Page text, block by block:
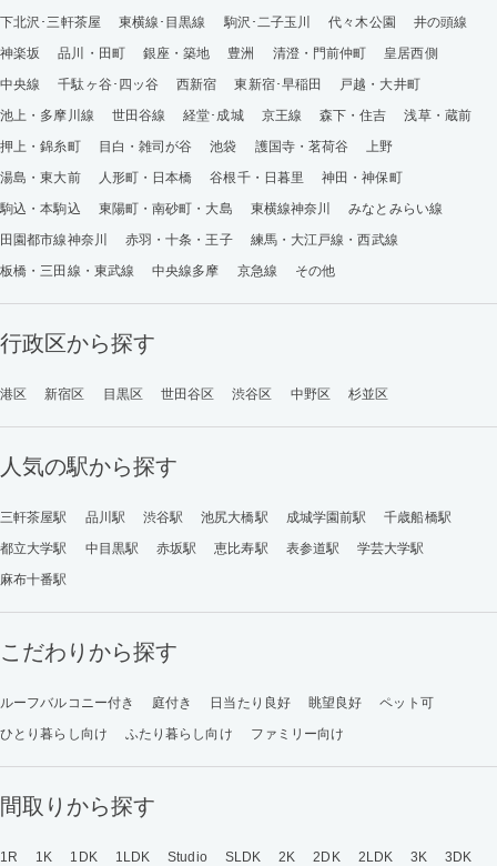
下北沢･三軒茶屋
東横線･目黒線 駒沢･二子玉川 代々木公園
井の頭線
神楽坂
品川・田町 銀座・築地 豊洲 清澄・門前仲町
皇居西側
中央線
千駄ヶ谷･四ッ谷 西新宿 東新宿･早稲田
戸越・大井町
池上・多摩川線
世田谷線 経堂･成城 京王線 森下・住吉
浅草・蔵前
押上・錦糸町
目白・雑司が谷 池袋 護国寺・茗荷谷
上野
湯島・東大前
人形町・日本橋 谷根千・日暮里
神田・神保町
駒込・本駒込
東陽町・南砂町・大島 東横線神奈川
みなとみらい線
田園都市線神奈川
赤羽・十条・王子
練馬・大江戸線・西武線
板橋・三田線・東武線
中央線多摩 京急線 その他
行政区から探す
港区 新宿区 目黒区 世田谷区 渋谷区 中野区 杉並区
人気の駅から探す
三軒茶屋駅 品川駅 渋谷駅 池尻大橋駅 成城学園前駅
千歳船橋駅
都立大学駅
中目黒駅 赤坂駅 恵比寿駅 表参道駅
学芸大学駅
麻布十番駅
こだわりから探す
ルーフバルコニー付き 庭付き 日当たり良好 眺望良好
ペット可
ひとり暮らし向け
ふたり暮らし向け ファミリー向け
間取りから探す
1R 1K 1DK 1LDK Studio SLDK 2K 2DK 2LDK 3K
3DK